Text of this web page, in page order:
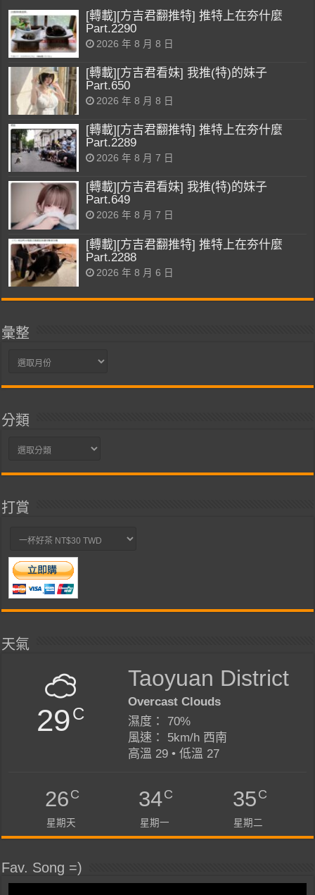
[轉載][方吉君翻推特] 推特上在夯什麼
Part.2290
2026 年 8 月 8 日
[轉載][方吉君看妹] 我推(特)的妹子
Part.650
2026 年 8 月 8 日
[轉載][方吉君翻推特] 推特上在夯什麼
Part.2289
2026 年 8 月 7 日
[轉載][方吉君看妹] 我推(特)的妹子
Part.649
2026 年 8 月 7 日
[轉載][方吉君翻推特] 推特上在夯什麼
Part.2288
2026 年 8 月 6 日
彙整
彙
分類
分
打賞
天氣
29C
Taoyuan District
Overcast Clouds
濕度： 70%
風速： 5km/h 西南
高溫 29 • 低溫 27
26C
星期天
34C
星期一
35C
星期二
Fav. Song =)